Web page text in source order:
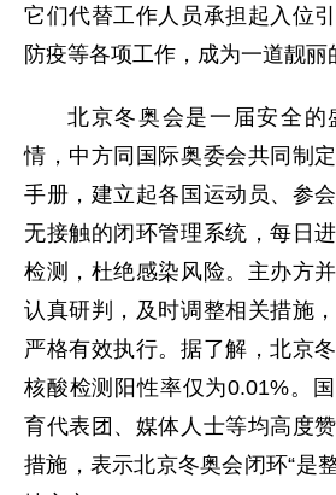
它们代替工作人员承担起入位
防疫等各项工作，成为一道靓丽
北京冬奥会是一届安全的
情，中方同国际奥委会共同制
手册，建立起各国运动员、参
无接触的闭环管理系统，每日
检测，杜绝感染风险。主办方
认真研判，及时调整相关措施
严格有效执行。据了解，北京
核酸检测阳性率仅为0.01%。
育代表团、媒体人士等均高度
措施，表示北京冬奥会闭环“是